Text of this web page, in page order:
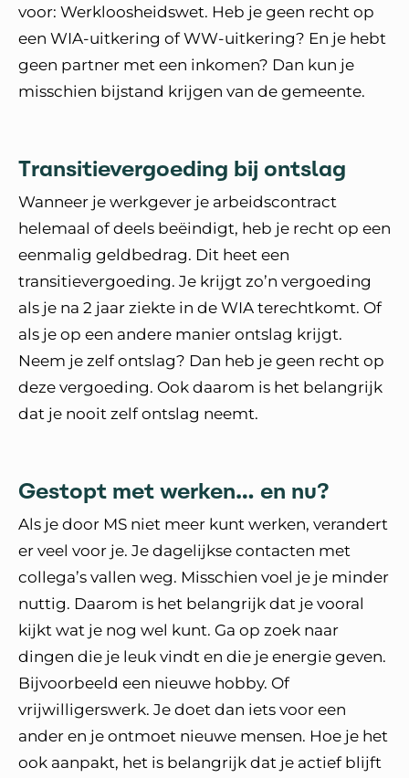
voor: Werkloosheidswet. Heb je geen recht op
een WIA-uitkering of WW-uitkering? En je hebt
geen partner met een inkomen? Dan kun je
misschien bijstand krijgen van de gemeente.
Transitievergoeding bij ontslag
Wanneer je werkgever je arbeidscontract
helemaal of deels beëindigt, heb je recht op een
eenmalig geldbedrag. Dit heet een
transitievergoeding. Je krijgt zo’n vergoeding
als je na 2 jaar ziekte in de WIA terechtkomt. Of
als je op een andere manier ontslag krijgt.
Neem je zelf ontslag? Dan heb je geen recht op
deze vergoeding. Ook daarom is het belangrijk
dat je nooit zelf ontslag neemt.
Gestopt met werken… en nu?
Als je door MS niet meer kunt werken, verandert
er veel voor je. Je dagelijkse contacten met
collega’s vallen weg. Misschien voel je je minder
nuttig. Daarom is het belangrijk dat je vooral
kijkt wat je nog wel kunt. Ga op zoek naar
dingen die je leuk vindt en die je energie geven.
Bijvoorbeeld een nieuwe hobby. Of
vrijwilligerswerk. Je doet dan iets voor een
ander en je ontmoet nieuwe mensen. Hoe je het
ook aanpakt, het is belangrijk dat je actief blijft